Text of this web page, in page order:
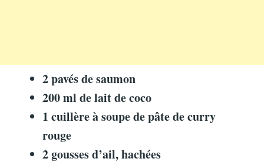
2 pavés de saumon
200 ml de lait de coco
1 cuillère à soupe de pâte de curry
rouge
2 gousses d’ail, hachées